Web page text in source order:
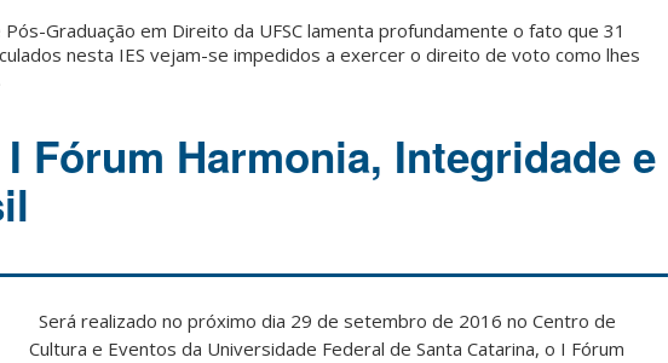
Graduação em Direito da UFSC lamenta profundamente o fato que 31
nesta IES vejam-se impedidos a exercer o direito de voto como lhes
Fórum Harmonia, Integridade e
Será realizado no próximo dia 29 de setembro de 2016 no Centro de
Cultura e Eventos da Universidade Federal de Santa Catarina, o I Fórum